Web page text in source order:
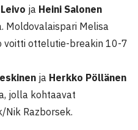
ja Heini Salonen
Moldovalaispari Melisa
voitti ottelutie-breakin 10-7
ja Herkko Pöllänen
jolla kohtaavat
Nik Razborsek.